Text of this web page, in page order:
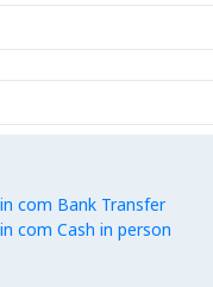
com Bank Transfer
com Cash in person